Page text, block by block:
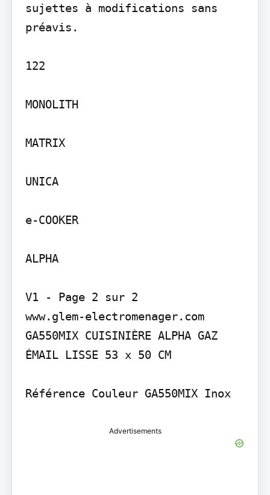
sujettes à modifications sans
préavis.
122
MONOLITH
MATRIX
UNICA
e-COOKER
ALPHA
V1 - Page 2 sur 2
www.glem-electromenager.com
GA550MIX CUISINIÈRE ALPHA GAZ
ÉMAIL LISSE 53 x 50 CM
Référence Couleur GA550MIX Inox
Advertisements